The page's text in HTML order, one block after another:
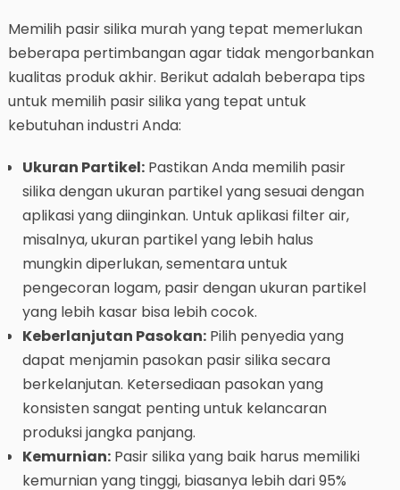
Memilih pasir silika murah yang tepat memerlukan
beberapa pertimbangan agar tidak mengorbankan
kualitas produk akhir. Berikut adalah beberapa tips
untuk memilih pasir silika yang tepat untuk
kebutuhan industri Anda:
Ukuran Partikel:Pastikan Anda memilih pasir
silika dengan ukuran partikel yang sesuai dengan
aplikasi yang diinginkan. Untuk aplikasi filter air,
misalnya, ukuran partikel yang lebih halus
mungkin diperlukan, sementara untuk
pengecoran logam, pasir dengan ukuran partikel
yang lebih kasar bisa lebih cocok.
Keberlanjutan Pasokan:Pilih penyedia yang
dapat menjamin pasokan pasir silika secara
berkelanjutan. Ketersediaan pasokan yang
konsisten sangat penting untuk kelancaran
produksi jangka panjang.
Kemurnian:Pasir silika yang baik harus memiliki
kemurnian yang tinggi, biasanya lebih dari 95%